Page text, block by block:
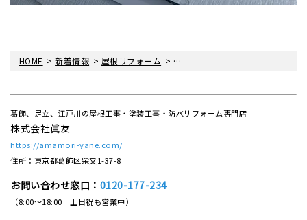
HOME >新着情報 > 屋根リフォーム > 屋根修理～タスペーサーとは～
葛飾、足立、江戸川の屋根工事・塗装工事・防水リフォーム専門店
株式会社眞友
https://amamori-yane.com/
住所：東京都葛飾区柴又1-37-8
お問い合わせ窓口： 0120-177-234
（8:00～18:00 土日祝も営業中）